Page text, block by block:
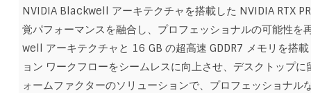
NVIDIA Blackwell アーキテクチャを搭載した NVIDIA RTX
覚パフォーマンスを融合し、プロフェッショナルの可能性
well アーキテクチャと 16 GB の超高速 GDDR7 メモリを搭
ョン ワークフローをシームレスに向上させ、デスクトップ
ォームファクターのソリューションで、プロフェッショナ